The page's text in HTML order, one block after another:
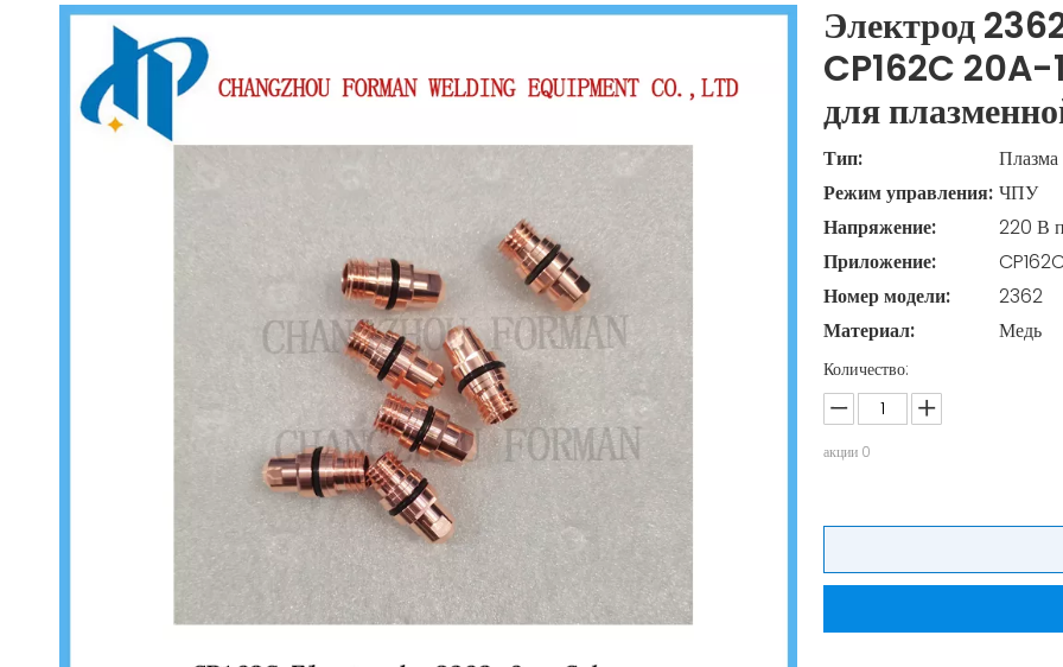
Электрод
CP162C 20A-
для
Тип:
Плазма
Режим управления: ЧПУ
Напряжение:
220 В
Приложение:
CP162C
Номер модели:
2362
Материал:
Медь
Количество:
акции 0